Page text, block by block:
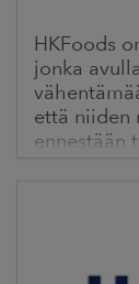
HKFoods
jonka
että niiden
ennestään